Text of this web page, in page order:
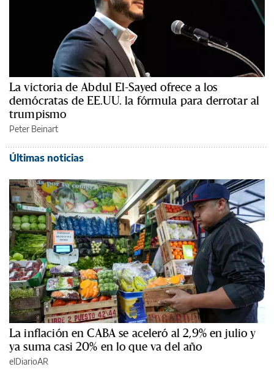
La victoria de Abdul El-Sayed ofrece a los
demócratas de EE.UU. la fórmula para derrotar al
trumpismo
Peter Beinart
Últimas noticias
La inflación en CABA se aceleró al 2,9% en julio y
ya suma casi 20% en lo que va del año
elDiarioAR